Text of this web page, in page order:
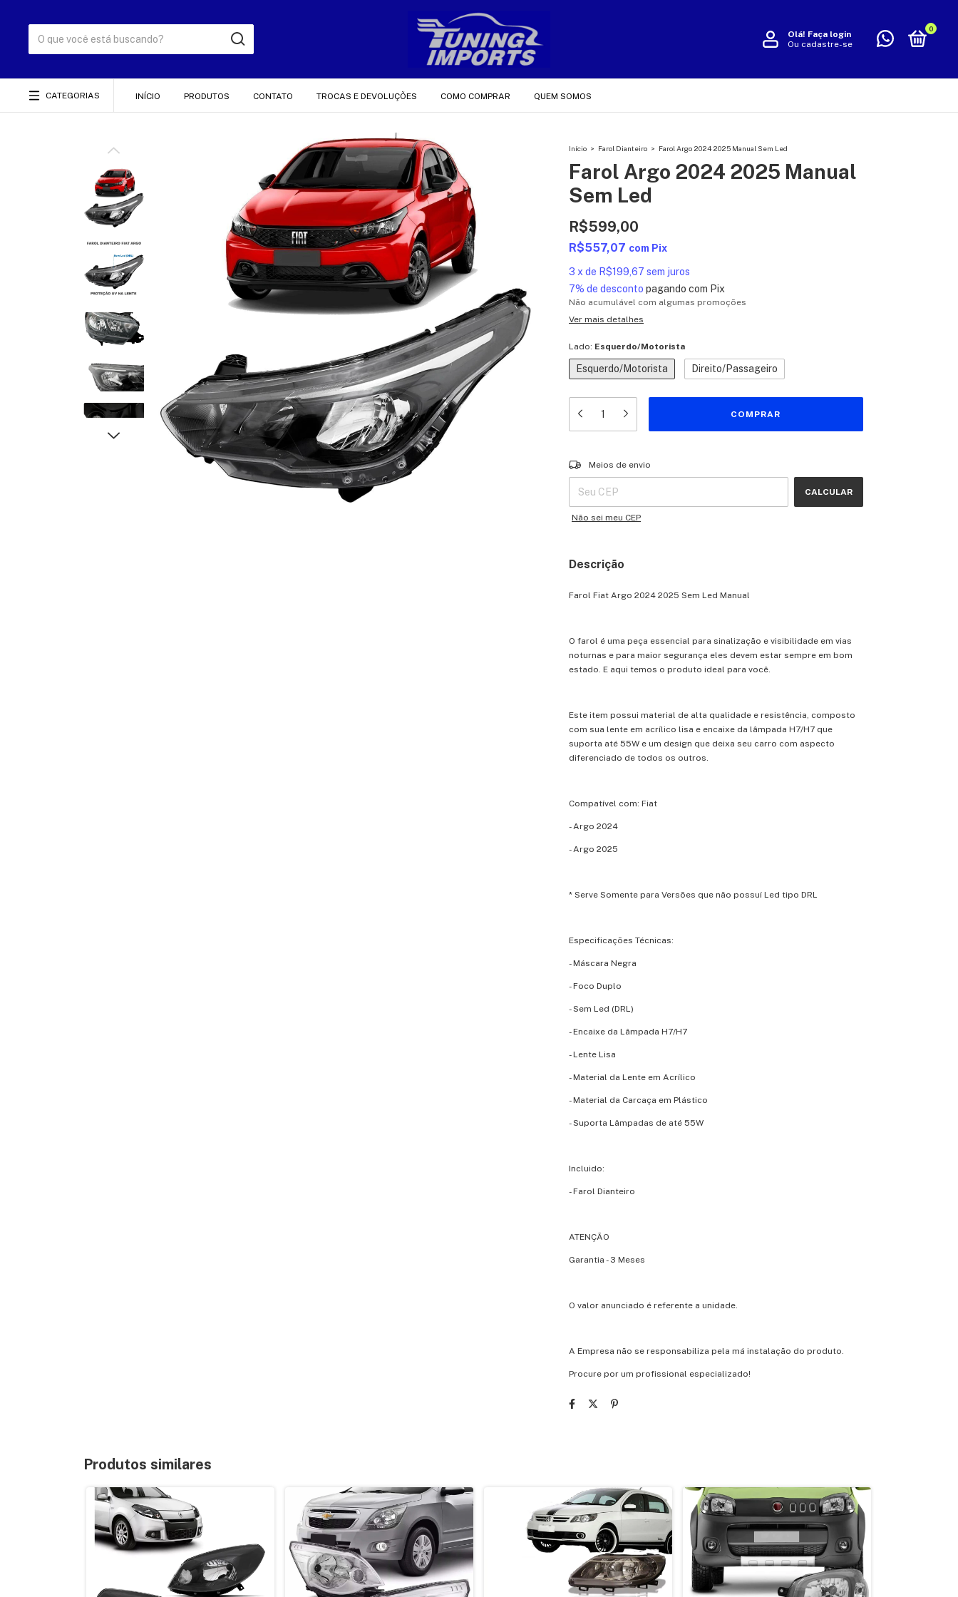
Olá! Faça login
Ou cadastre-se
0
CATEGORIAS INÍCIO PRODUTOS CONTATO TROCAS E DEVOLUÇÕES COMO COMPRAR QUEM SOMOS
Início > Farol Dianteiro > Farol Argo 2024 2025 Manual Sem Led
Farol Argo 2024 2025 Manual
Sem Led
R$599,00
R$557,07 com Pix
3 x de R$199,67 sem juros
7% de desconto pagando com Pix
Não acumulável com algumas promoções
Ver mais detalhes
Lado: Esquerdo/Motorista
Esquerdo/Motorista Direito/Passageiro
Entregas para o CEP:
Meios de envio
CALCULAR
Não sei meu CEP
Descrição
Farol Fiat Argo 2024 2025 Sem Led Manual
O farol é uma peça essencial para sinalização e visibilidade em vias
noturnas e para maior segurança eles devem estar sempre em bom
estado. E aqui temos o produto ideal para você.
Este item possui material de alta qualidade e resistência, composto
com sua lente em acrílico lisa e encaixe da lâmpada H7/H7 que
suporta até 55W e um design que deixa seu carro com aspecto
diferenciado de todos os outros.
Compatível com: Fiat
- Argo 2024
- Argo 2025
* Serve Somente para Versões que não possuí Led tipo DRL
Especificações Técnicas:
- Máscara Negra
- Foco Duplo
- Sem Led (DRL)
- Encaixe da Lâmpada H7/H7
- Lente Lisa
- Material da Lente em Acrílico
- Material da Carcaça em Plástico
- Suporta Lâmpadas de até 55W
Incluido:
- Farol Dianteiro
ATENÇÃO
Garantia - 3 Meses
O valor anunciado é referente a unidade.
A Empresa não se responsabiliza pela má instalação do produto.
Procure por um profissional especializado!
Produtos similares